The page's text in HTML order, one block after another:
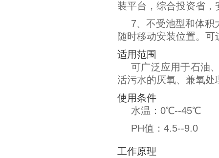
装平台，综合投资省
7、不受池型和体积
随时移动安装位置。
适用范围
可广泛应用于石油
活污水的厌氧、兼氧处
使用条件
水温：0℃--45℃
PH值：4.5--9.0
工作原理